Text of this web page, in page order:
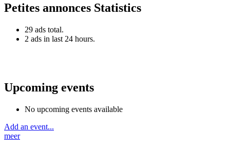
Petites annonces Statistics
29 ads total.
2 ads in last 24 hours.
Upcoming events
No upcoming events available
Add an event...
meer